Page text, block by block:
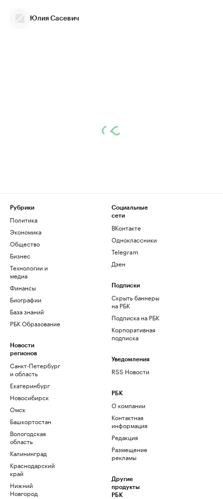
Юлия Сасевич
Рубрики
Политика
Экономика
Общество
Бизнес
Технологии и
медиа
Финансы
Биографии
База знаний
РБК Образование
Новости
регионов
Санкт-Петербург
и область
Екатеринбург
Новосибирск
Омск
Башкортостан
Вологодская
область
Калининград
Краснодарский
край
Нижний
Новгород
Социальные
сети
ВКонтакте
Одноклассники
Telegram
Дзен
Подписки
Скрыть баннеры
на РБК
Подписка на РБК
Корпоративная
подписка
Уведомления
RSS Новости
РБК
О компании
Контактная
информация
Редакция
Размещение
рекламы
Другие
продукты
РБК